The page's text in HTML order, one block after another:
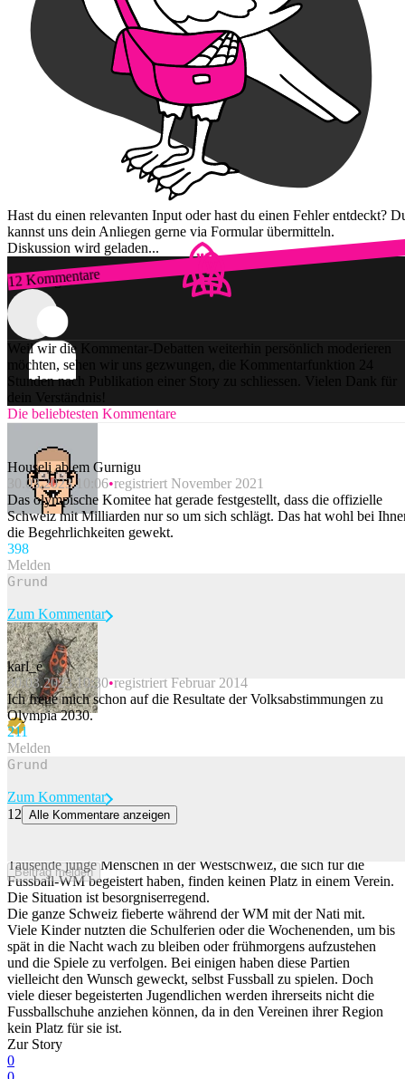
Hast du einen relevanten Input oder hast du einen Fehler entdeckt?
kannst uns dein Anliegen gerne via Formular übermitteln.
Diskussion wird geladen...
12 Kommentare
Zum Login
Weil wir die Kommentar-Debatten weiterhin persönlich moderieren
möchten, sehen wir uns gezwungen, die Kommentarfunktion 24
Stunden nach Publikation einer Story zu schliessen. Vielen Dank für
dein Verständnis!
Die beliebtesten Kommentare
Houseli ab em Gurnigu
30.03.2023 10:06 registriert November 2021
Das olympische Komitee hat gerade festgestellt, dass die offizielle
Schweiz mit Milliarden nur so um sich schlägt. Das hat wohl bei
die Begehrlichkeiten gewekt.
398
Melden
Beitrag melden
Zum Kommentar
karl_e
30.03.2023 10:30 registriert Februar 2014
Ich freue mich schon auf die Resultate der Volksabstimmungen zu
Olympia 2030.
211
Melden
Beitrag melden
Zum Kommentar
12 Alle Kommentare anzeigen
Tausende junge Menschen in der Westschweiz, die sich für die
Fussball-WM begeistert haben, finden keinen Platz in einem Verein.
Die Situation ist besorgniserregend.
Die ganze Schweiz fieberte während der WM mit der Nati mit.
Viele Kinder nutzten die Schulferien oder die Wochenenden, um bis
spät in die Nacht wach zu bleiben oder frühmorgens aufzustehen
und die Spiele zu verfolgen. Bei einigen haben diese Partien
vielleicht den Wunsch geweckt, selbst Fussball zu spielen. Doch
viele dieser begeisterten Jugendlichen werden ihrerseits nicht die
Fussballschuhe anziehen können, da in den Vereinen ihrer Region
kein Platz für sie ist.
Zur Story
0